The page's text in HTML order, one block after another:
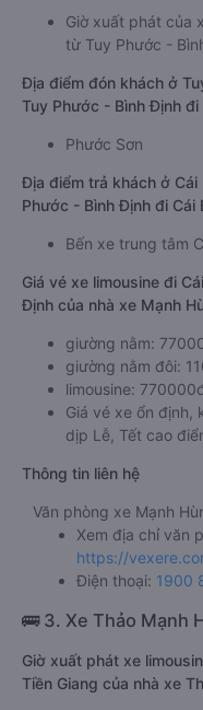
Giờ xuất phát của
từ Tuy Phước -
Địa điểm đón khách ở
Tuy Phước - Bình Định đi
Phước Sơn
Địa điểm trả khách ở Cái
Phước - Bình Định đi Cái
Bến xe trung tâm
Giá vé xe limousine đi
Định của nhà xe Mạnh
giường nằm:
giường nằm đôi:
limousine:
Giá vé xe ổn
dịp Lễ, Tết cao
Thông tin liên hệ
Văn phòng xe Mạnh
Xem địa chỉ văn
https://
Điện thoại: 1900
🚌 3. Xe Thảo Mạnh
Giờ xuất phát xe
Tiền Giang của nhà xe